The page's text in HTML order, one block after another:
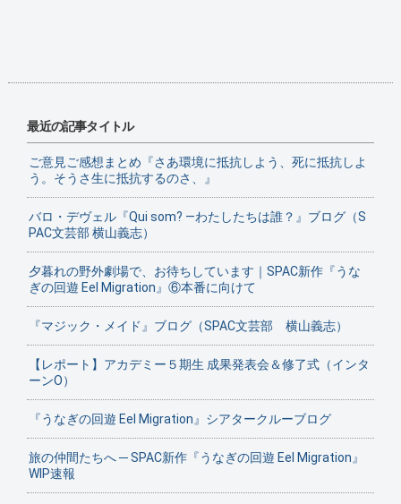
最近の記事タイトル
ご意見ご感想まとめ『さあ環境に抵抗しよう、死に抵抗しよ
う。そうさ生に抵抗するのさ、』
バロ・デヴェル『Qui som? ―わたしたちは誰？』ブログ（S
PAC文芸部 横山義志）
夕暮れの野外劇場で、お待ちしています｜SPAC新作『うな
ぎの回遊 Eel Migration』⑥本番に向けて
『マジック・メイド』ブログ（SPAC文芸部 横山義志）
【レポート】アカデミー５期生 成果発表会＆修了式（インタ
ーンO）
『うなぎの回遊 Eel Migration』シアタークルーブログ
旅の仲間たちへ ─ SPAC新作『うなぎの回遊 Eel Migration』
WIP速報